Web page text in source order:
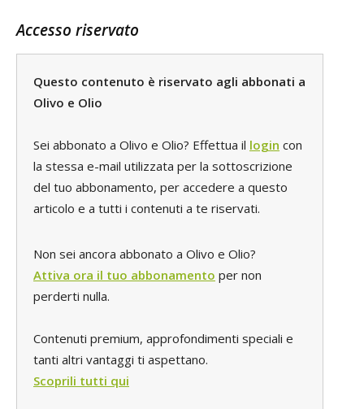
Accesso riservato
Questo contenuto è riservato agli abbonati a
Olivo e Olio
Sei abbonato a Olivo e Olio? Effettua il login con
la stessa e-mail utilizzata per la sottoscrizione
del tuo abbonamento, per accedere a questo
articolo e a tutti i contenuti a te riservati.
Non sei ancora abbonato a Olivo e Olio?
Attiva ora il tuo abbonamento per non
perderti nulla.
Contenuti premium, approfondimenti speciali e
tanti altri vantaggi ti aspettano.
Scoprili tutti qui